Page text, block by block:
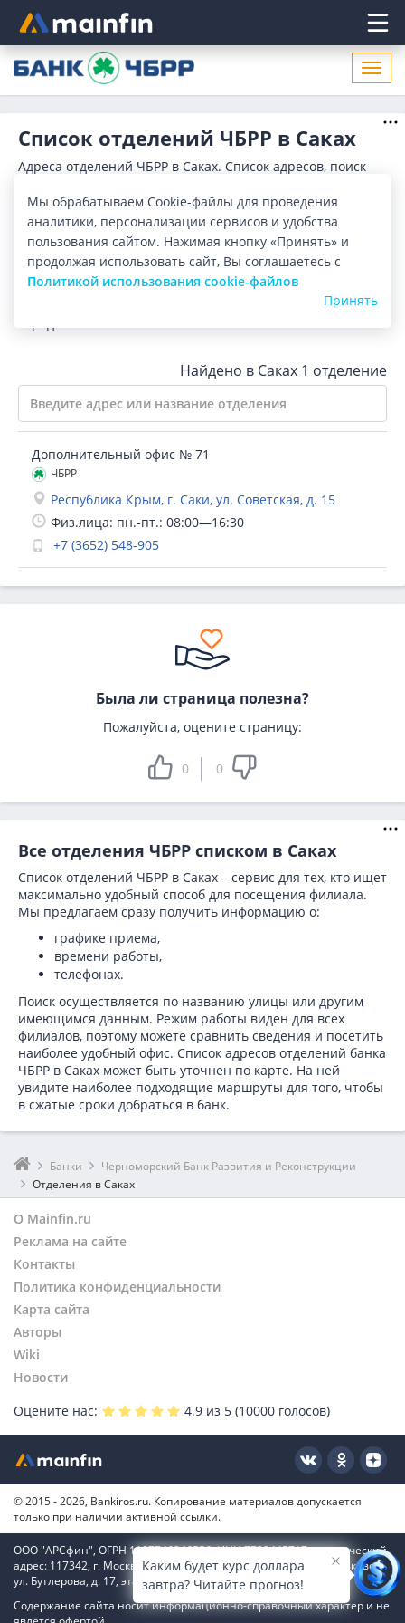
Главное меню
Список отделений ЧБРР в Саках
Адреса отделений ЧБРР в Саках. Список адресов, поиск
названию. Часы работы, телефоны, контактные данные.
Показать весь
Отделения
Банкоматы
Все банки Карта
Найдено в Саках 1 отделение
Дополнительный офис № 71
ЧБРР
Республика Крым, г. Саки, ул. Советская, д. 15
Физ.лица: пн.-пт.: 08:00—16:30
+7 (3652) 548-905
Была ли страница полезна?
Пожалуйста, оцените страницу:
0 0
Все отделения ЧБРР списком в Саках
Список отделений ЧБРР в Саках – сервис для тех, кто ищет
максимально удобный способ для посещения филиала.
Мы предлагаем сразу получить информацию о:
графике приема,
времени работы,
телефонах.
Поиск осуществляется по названию улицы или другим
имеющимся данным. Режим работы виден для всех
филиалов, поэтому можете сравнить сведения и посетить
наиболее удобный офис. Список адресов отделений банка
ЧБРР в Саках может быть уточнен по карте. На ней
увидите наиболее подходящие маршруты для того, чтобы
в сжатые сроки добраться в банк.
Банки
Черноморский Банк Развития и Реконструкции
Отделения в Саках
О Mainfin.ru
Реклама на сайте
Контакты
Политика конфиденциальности
Карта сайта
Авторы
Wiki
Новости
Оцените нас:
4.9 из 5 (10000 голосов)
© 2015 - 2026, Bankiros.ru. Копирование материалов допускается
только при наличии активной ссылки.
ООО "АРСфин", ОГРН 1187746346556, ИНН 7722445717, юридический
адрес: 117342, г. Москва, вн. тер. г. муниципальный округ Коньково,
ул. Бутлерова, д. 17, этаж 4, ком. 66
Содержание сайта носит информационно-справочный характер и не
Каким будет курс доллара
завтра? Читайте прогноз!
Мы обрабатываем Cookie-файлы для проведения
аналитики, персонализации сервисов и удобства
пользования сайтом. Нажимая кнопку «Принять» и
продолжая использовать сайт, Вы соглашаетесь с
Политикой использования cookie-файлов
Принять